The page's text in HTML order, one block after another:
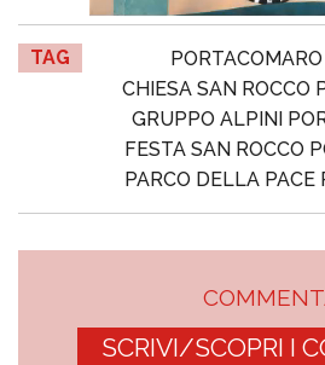
TAG
PORTACOMARO
CHIESA SAN ROCCO
GRUPPO ALPINI
FESTA SAN ROCCO
PARCO DELLA PACE
SCRIVI/SCOPRI I